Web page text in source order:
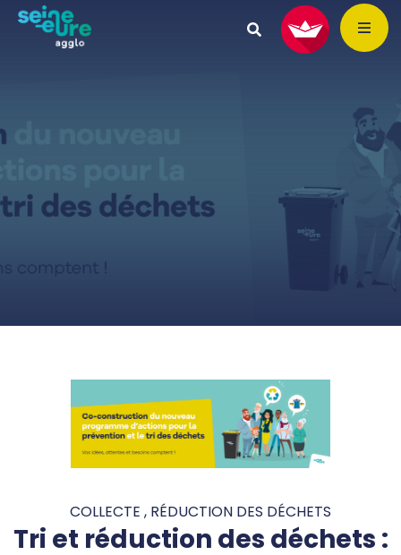
COLLECTE , RÉDUCTION DES DÉCHETS
Tri et réduction des déchets :